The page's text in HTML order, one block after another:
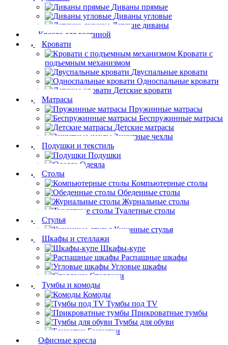
Диваны прямые
Диваны угловые
Детские диваны
Кресла для гостиной
Кровати
Кровати с
подъемным механизмом
Двуспальные кровати
Односпальные кровати
Детские кровати
Матрасы
Пружинные матрасы
Беспружинные матрасы
Детские матрасы
Защитные чехлы
Подушки и текстиль
Подушки
Одеяла
Столы
Компьютерные столы
Обеденные столы
Журнальные столы
Туалетные столы
Стулья
Кухонные стулья
Шкафы и стеллажи
Шкафы-купе
Распашные шкафы
Угловые шкафы
Стеллажи
Тумбы и комоды
Комоды
Тумбы под TV
Прикроватные тумбы
Тумбы для обуви
Банкетки
Офисные кресла